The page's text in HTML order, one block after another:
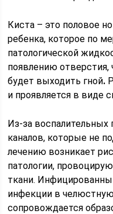
Киста – это половое
ребенка, которое по
патологической
появлению
будет выходить гной.
и проявляется в виде
Из-за
каналов, которые не
лечению возникает
патологии,
ткани.
инфекции в
сопровождается